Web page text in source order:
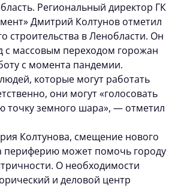
Региональный директор ГК
Дмитрий Колтунов отметил
строительства в Ленобласти. Он
с массовым переходом горожан
с момента пандемии.
которые могут работать
они могут «голосовать
точку земного шара», — отметил
Колтунова, смещение нового
периферию может помочь городу
О необходимости
и деловой центр